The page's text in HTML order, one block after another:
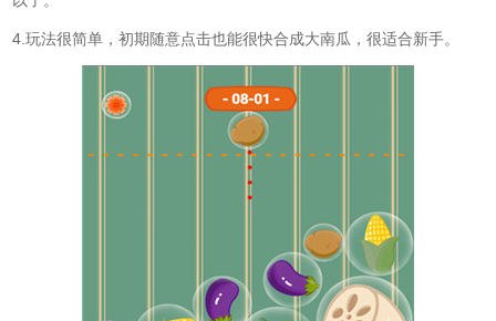
4.玩法很简单，初期随意点击也能很快合成大南瓜，很适合新手。